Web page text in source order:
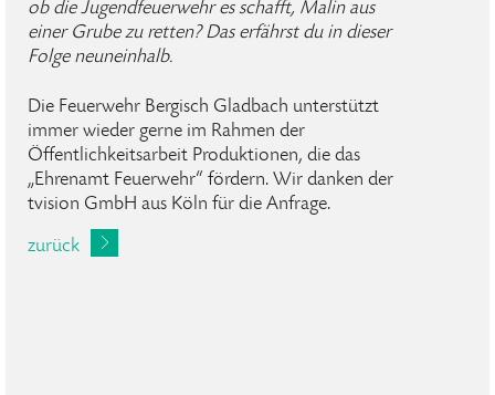
ob die Jugendfeuerwehr es schafft, Malin aus
einer Grube zu retten? Das erfährst du in dieser
Folge neuneinhalb.
Die Feuerwehr Bergisch Gladbach unterstützt
immer wieder gerne im Rahmen der
Öffentlichkeitsarbeit Produktionen, die das
„Ehrenamt Feuerwehr“ fördern. Wir danken der
tvision GmbH aus Köln für die Anfrage.
zurück